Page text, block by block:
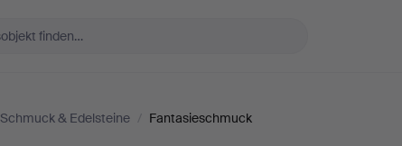
Schmuck & Edelsteine / Fantasieschmuck